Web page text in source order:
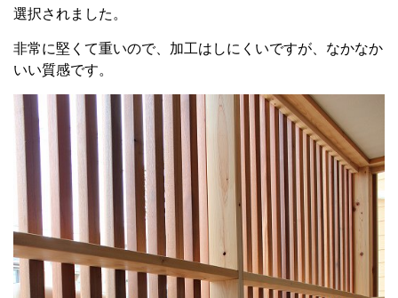
選択されました。
非常に堅くて重いので、加工はしにくいですが、なかなか
いい質感です。